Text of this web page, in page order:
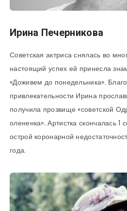
Ирина Печерникова
Советская актриса снялась во
настоящий успех ей принесла
«Доживем до понедельника».
привлекательности Ирина
получила прозвище «советской
олененка». Артистка скончалась 1
острой коронарной
года.